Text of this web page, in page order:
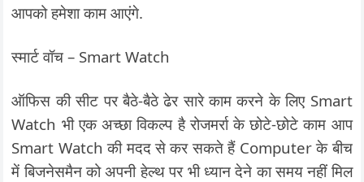
आपको हमेशा काम आएंगे.
स्मार्ट वॉच – Smart Watch
ऑफिस की सीट पर बैठे-बैठे ढेर सारे काम करने के लिए Smart
Watch भी एक अच्छा विकल्प है रोजमर्रा के छोटे-छोटे काम आप
Smart Watch की मदद से कर सकते हैं Computer के बीच
में बिजनेसमैन को अपनी हेल्थ पर भी ध्यान देने का समय नहीं मिल